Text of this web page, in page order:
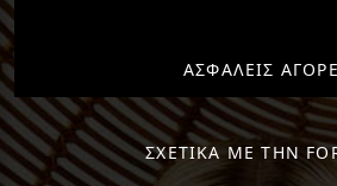
ΑΣΦΑΛΕΙΣ
ΣΧΕΤΙΚΑ ΜΕ ΤΗΝ